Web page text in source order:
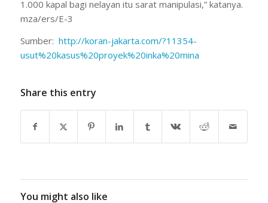
1.000 kapal bagi nelayan itu sarat manipulasi,” katanya.
mza/ers/E-3
Sumber: http://koran-jakarta.com/?11354-
usut%20kasus%20proyek%20inka%20mina
Share this entry
You might also like